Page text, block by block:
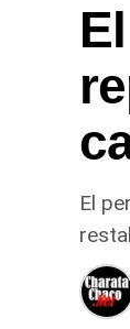
El